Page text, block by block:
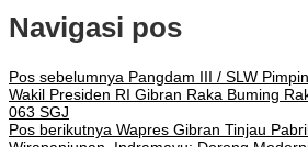
Navigasi pos
Pos sebelumnya Pangdam III / SLW
Wakil Presiden RI Gibran Raka Buming
063 SGJ
Pos berikutnya Wapres Gibran Tinjau